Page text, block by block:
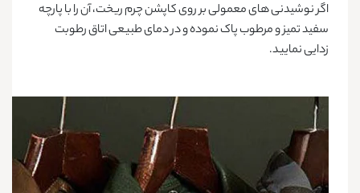
اگر نوشیدنی های معمولی بر روی کاپشن چرم ریخت، آن را با پارچه
سفید تمیز و مرطوب پاک نموده و در دمای طبیعی اتاق رطوبت
زدایی نمایید.